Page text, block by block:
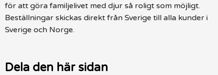
för att göra familjelivet med djur så roligt som möjligt.
Beställningar skickas direkt från Sverige till alla kunder i
Sverige och Norge.
Dela den här sidan